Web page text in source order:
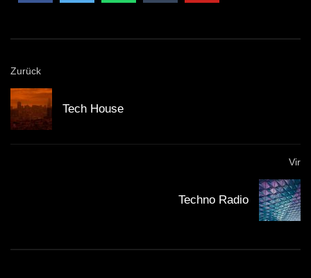
Zurück
Tech House
Vir
Techno Radio